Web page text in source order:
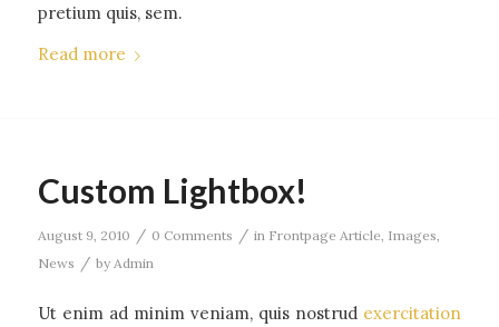
pretium quis, sem.
Read more
Custom Lightbox!
August 9, 2010 / 0 Comments / in Frontpage Article Images
News / by Admin
Ut enim ad minim veniam, quis nostrud exercitation